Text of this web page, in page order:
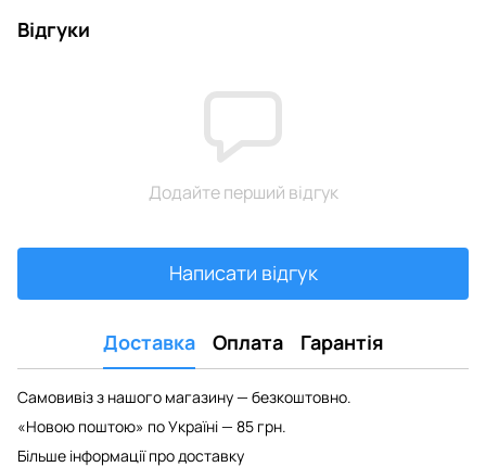
Відгуки
Додайте перший відгук
Написати відгук
Доставка Оплата Гарантія
Самовивіз з нашого магазину — безкоштовно.
«Новою поштою» по Україні — 85 грн.
Більше інформації про доставку